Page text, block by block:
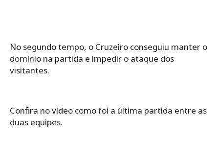
No segundo tempo, o Cruzeiro conseguiu manter o
domínio na partida e impedir o ataque dos
visitantes.
Confira no vídeo como foi a última partida entre as
duas equipes.